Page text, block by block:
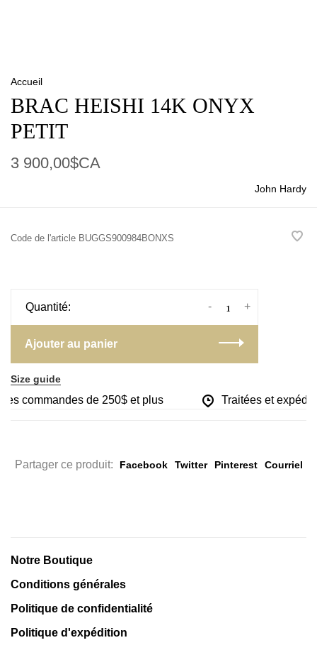
Accueil
BRAC HEISHI 14K ONYX
PETIT
3 900,00$CA
John Hardy
Code de l'article BUGGS900984BONXS
Quantité: +
-
Ajouter au panier
Size guide
commandes de 250$ et plus Traitées et
Partager ce produit: Facebook Twitter Pinterest Courriel
Notre Boutique
Conditions générales
Politique de confidentialité
Politique d'expédition